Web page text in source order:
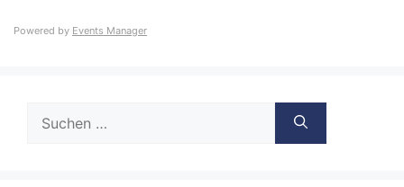
Powered by Events Manager
nach: